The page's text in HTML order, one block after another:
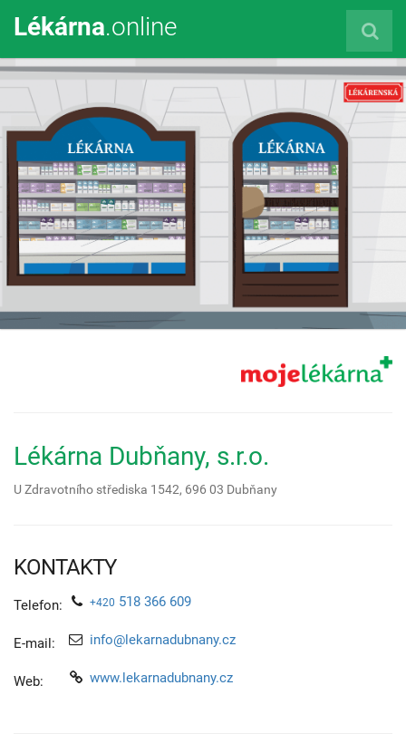
Lékárna.online
Lékárna Dubňany, s.r.o.
U Zdravotního střediska 1542, 696 03 Dubňany
KONTAKTY
Telefon: +420 518 366 609
E-mail: info@lekarnadubnany.cz
Web: www.lekarnadubnany.cz